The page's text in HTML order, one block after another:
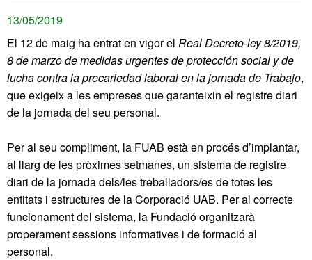
13/05/2019
El 12 de maig ha entrat en vigor el Real Decreto-ley 8/2019,
8 de marzo de medidas urgentes de protección social y de
lucha contra la precariedad laboral en la jornada de Trabajo,
que exigeix a les empreses que garanteixin el registre diari
de la jornada del seu personal.
Per al seu compliment, la FUAB està en procés d’implantar,
al llarg de les pròximes setmanes, un sistema de registre
diari de la jornada dels/les treballadors/es de totes les
entitats i estructures de la Corporació UAB. Per al correcte
funcionament del sistema, la Fundació organitzarà
properament sessions informatives i de formació al
personal.